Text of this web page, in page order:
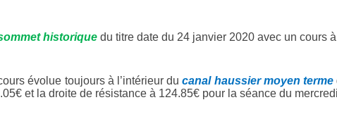
historique du titre date du 24 janvier 2020 avec un cours à
évolue toujours à l’intérieur ducanal haussier moyen terme
et la droite de résistance à 124.85€ pour la séance du